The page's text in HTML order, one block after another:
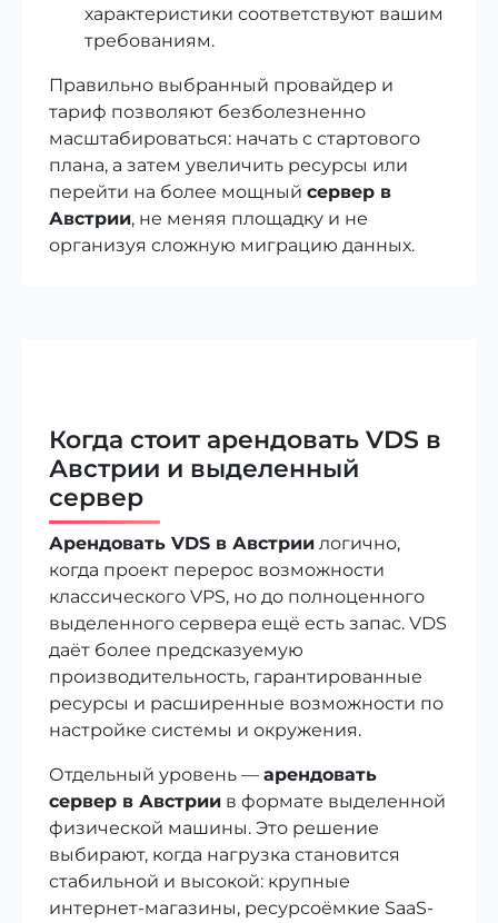
характеристики соответствуют вашим
требованиям.
Правильно выбранный провайдер и
тариф позволяют безболезненно
масштабироваться: начать с стартового
плана, а затем увеличить ресурсы или
перейти на более мощный сервер в
Австрии, не меняя площадку и не
организуя сложную миграцию данных.
Когда стоит арендовать VDS в
Австрии и выделенный
сервер
Арендовать VDS в Австрии логично,
когда проект перерос возможности
классического VPS, но до полноценного
выделенного сервера ещё есть запас. VDS
даёт более предсказуемую
производительность, гарантированные
ресурсы и расширенные возможности по
настройке системы и окружения.
Отдельный уровень — арендовать
сервер в Австрии в формате выделенной
физической машины. Это решение
выбирают, когда нагрузка становится
стабильной и высокой: крупные
интернет-магазины, ресурсоёмкие SaaS-